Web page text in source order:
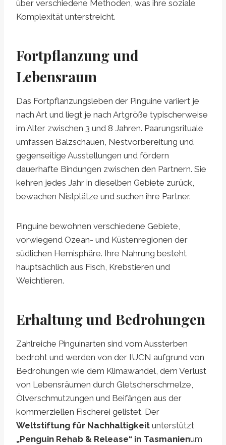
über verschiedene Methoden, was ihre soziale
Komplexität unterstreicht.
Fortpflanzung und
Lebensraum
Das Fortpflanzungsleben der Pinguine variiert je
nach Art und liegt je nach Artgröße typischerweise
im Alter zwischen 3 und 8 Jahren. Paarungsrituale
umfassen Balzschauen, Nestvorbereitung und
gegenseitige Ausstellungen und fördern
dauerhafte Bindungen zwischen den Partnern. Sie
kehren jedes Jahr in dieselben Gebiete zurück,
bewachen Nistplätze und suchen ihre Partner.
Pinguine bewohnen verschiedene Gebiete,
vorwiegend Ozean- und Küstenregionen der
südlichen Hemisphäre. Ihre Nahrung besteht
hauptsächlich aus Fisch, Krebstieren und
Weichtieren.
Erhaltung und Bedrohungen
Zahlreiche Pinguinarten sind vom Aussterben
bedroht und werden von der IUCN aufgrund von
Bedrohungen wie dem Klimawandel, dem Verlust
von Lebensräumen durch Gletscherschmelze,
Ölverschmutzungen und Beifängen aus der
kommerziellen Fischerei gelistet. Der
Weltstiftung für Nachhaltigkeit unterstützt
„Penguin Rehab & Release“ in Tasmanienum